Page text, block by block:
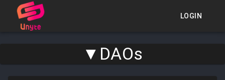
LOGIN
▼DAOs